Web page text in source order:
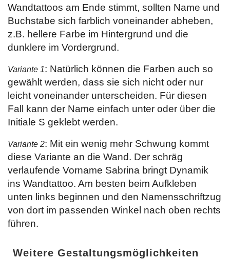
Wandtattoos am Ende stimmt, sollten Name und
Buchstabe sich farblich voneinander abheben,
z.B. hellere Farbe im Hintergrund und die
dunklere im Vordergrund.
Variante 1: Natürlich können die Farben auch so
gewählt werden, dass sie sich nicht oder nur
leicht voneinander unterscheiden. Für diesen
Fall kann der Name einfach unter oder über die
Initiale S geklebt werden.
Variante 2: Mit ein wenig mehr Schwung kommt
diese Variante an die Wand. Der schräg
verlaufende Vorname Sabrina bringt Dynamik
ins Wandtattoo. Am besten beim Aufkleben
unten links beginnen und den Namensschriftzug
von dort im passenden Winkel nach oben rechts
führen.
Weitere Gestaltungsmöglichkeiten